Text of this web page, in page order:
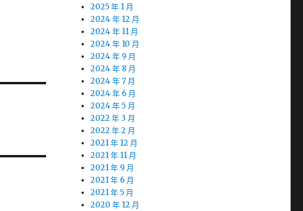
2025 年 1 月
2024 年 12 月
2024 年 11 月
2024 年 10 月
2024 年 9 月
2024 年 8 月
2024 年 7 月
2024 年 6 月
2024 年 5 月
2022 年 3 月
2022 年 2 月
2021 年 12 月
2021 年 11 月
2021 年 9 月
2021 年 6 月
2021 年 5 月
2020 年 12 月